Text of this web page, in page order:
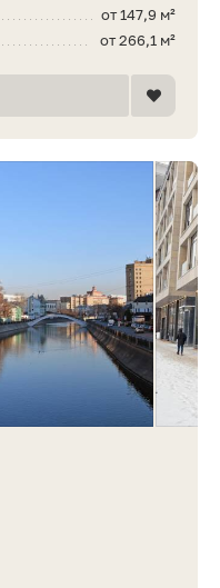
от 147,9 м²
от 266,1 м²